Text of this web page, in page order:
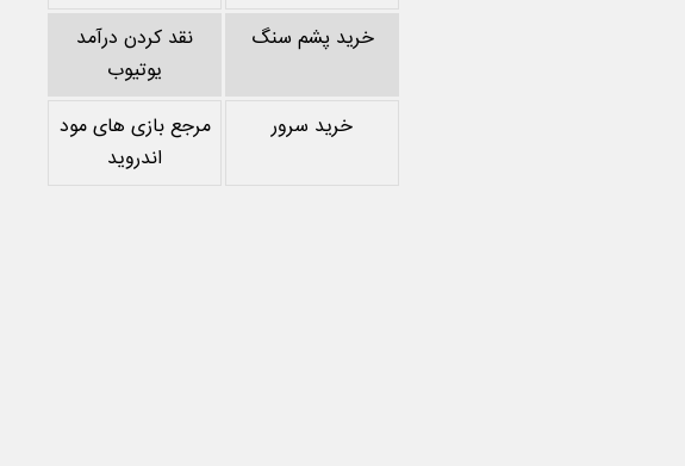
خرید پشم سنگ
نقد کردن درآمد
یوتیوب
خرید سرور
مرجع بازی های مود
اندروید